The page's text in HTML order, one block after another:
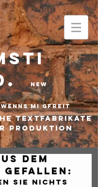
New
mi gfreit
Textfabrikate
Produktion
dem
Sie nichts